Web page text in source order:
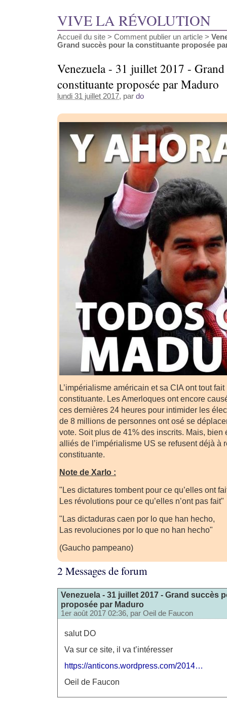
VIVE LA RÉVOLUTION
Accueil du site > Comment publier un article >
Grand succès pour la constituante proposée
Venezuela - 31 juillet 2017 - Grand
constituante proposée par Maduro
lundi 31 juillet 2017, par do
L’impérialisme américain et sa CIA ont tout
constituante. Les Amerloques ont encore
ces dernières 24 heures pour intimider les
de 8 millions de personnes ont osé se
vote. Soit plus de 41% des inscrits. Mais, bien
alliés de l’impérialisme US se refusent déjà à
constituante.
Note de Xarlo :
"Les dictatures tombent pour ce qu’elles ont
Les révolutions pour ce qu’elles n’ont pas fait"
"Las dictaduras caen por lo que han hecho,
Las revoluciones por lo que no han hecho"
(Gaucho pampeano)
2 Messages de forum
Venezuela - 31 juillet 2017 - Grand succès
proposée par Maduro
1er août 2017 02:36, par Oeil de Faucon
salut DO
Va sur ce site, il va t’intéresser
https://anticons.wordpress.com/2014…
Oeil de Faucon